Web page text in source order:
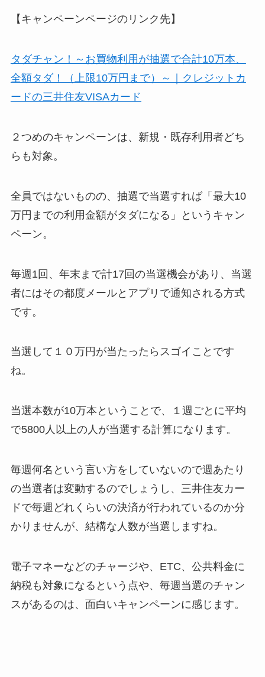
【キャンペーンページのリンク先】
タダチャン！～お買物利用が抽選で合計10万本、
全額タダ！（上限10万円まで）～｜クレジットカ
ードの三井住友VISAカード
２つめのキャンペーンは、新規・既存利用者どち
らも対象。
全員ではないものの、抽選で当選すれば「最大10
万円までの利用金額がタダになる」というキャン
ペーン。
毎週1回、年末まで計17回の当選機会があり、当選
者にはその都度メールとアプリで通知される方式
です。
当選して１０万円が当たったらスゴイことです
ね。
当選本数が10万本ということで、１週ごとに平均
で5800人以上の人が当選する計算になります。
毎週何名という言い方をしていないので週あたり
の当選者は変動するのでしょうし、三井住友カー
ドで毎週どれくらいの決済が行われているのか分
かりませんが、結構な人数が当選しますね。
電子マネーなどのチャージや、ETC、公共料金に
納税も対象になるという点や、毎週当選のチャン
スがあるのは、面白いキャンペーンに感じます。